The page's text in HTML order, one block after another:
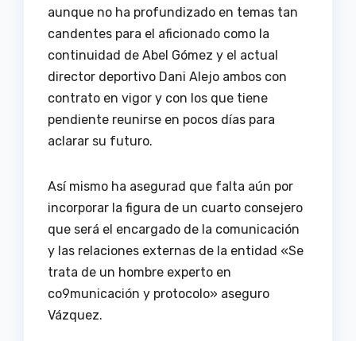
aunque no ha profundizado en temas tan
candentes para el aficionado como la
continuidad de Abel Gómez y el actual
director deportivo Dani Alejo ambos con
contrato en vigor y con los que tiene
pendiente reunirse en pocos días para
aclarar su futuro.
Así mismo ha asegurad que falta aún por
incorporar la figura de un cuarto consejero
que será el encargado de la comunicación
y las relaciones externas de la entidad «Se
trata de un hombre experto en
co9municación y protocolo» aseguro
Vázquez.